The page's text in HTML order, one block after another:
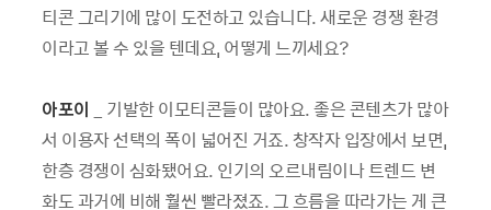
티콘 그리기에 많이 도전하고 있습니다. 새로운 경쟁 환경
이라고 볼 수 있을 텐데요, 어떻게 느끼세요?
아포이 _ 기발한 이모티콘들이 많아요. 좋은 콘텐츠가 많아
서 이용자 선택의 폭이 넓어진 거죠. 창작자 입장에서 보면,
한층 경쟁이 심화됐어요. 인기의 오르내림이나 트렌드 변
화도 과거에 비해 훨씬 빨라졌죠. 그 흐름을 따라가는 게 큰